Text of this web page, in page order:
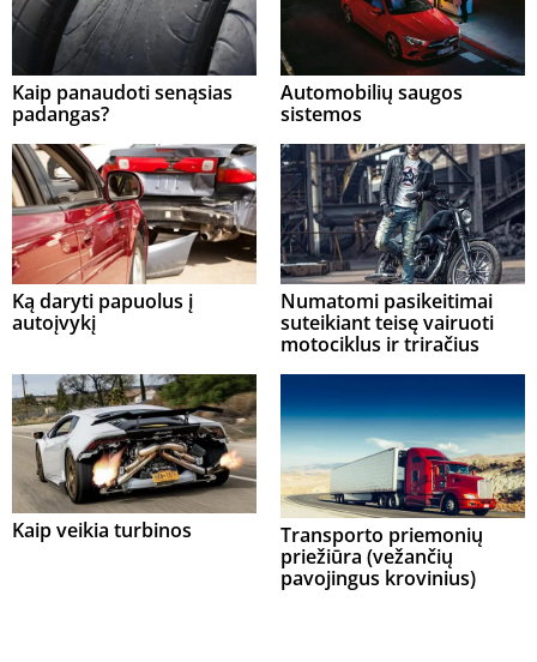
Kaip panaudoti senąsias
padangas?
Automobilių saugos
sistemos
Ką daryti papuolus į
autoįvykį
Numatomi pasikeitimai
suteikiant teisę vairuoti
motociklus ir triračius
Kaip veikia turbinos
Transporto priemonių
priežiūra (vežančių
pavojingus krovinius)